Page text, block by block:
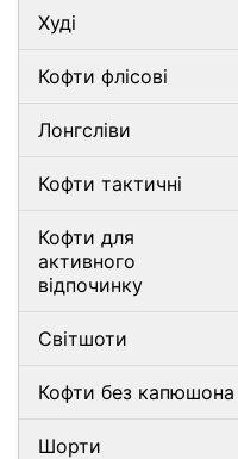
Худі
Кофти флісові
Лонгсліви
Кофти тактичні
Кофти для
активного
відпочинку
Світшоти
Кофти без капюшона
Шорти